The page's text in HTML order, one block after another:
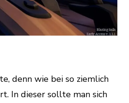
denn wie bei so ziemlich
In dieser sollte man sich